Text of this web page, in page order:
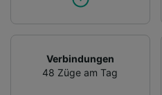
Verbindungen
48 Züge am Tag